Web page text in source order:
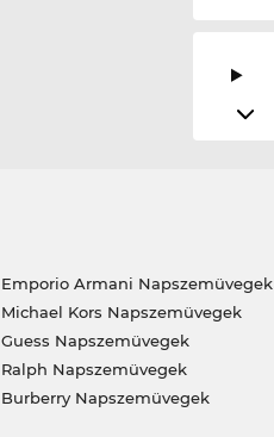
Emporio Armani Napszemüvegek
Michael Kors Napszemüvegek
Guess Napszemüvegek
Ralph Napszemüvegek
Burberry Napszemüvegek